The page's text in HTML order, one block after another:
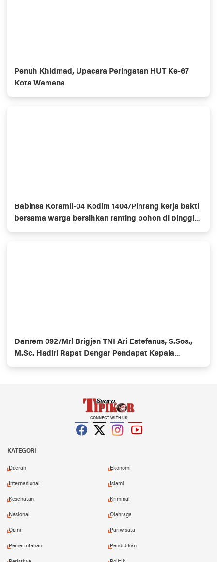
Penuh Khidmad, Upacara Peringatan HUT Ke-67
Kota Wamena
Babinsa Koramil-04 Kodim 1404/Pinrang kerja bakti
bersama warga bersihkan ranting pohon di pinggir
jalan
Danrem 092/Mrl Brigjen TNI Ari Estefanus, S.Sos.,
M.Sc. Hadiri Rapat Dengar Pendapat Kepala
Daerah Se-Provinsi Kalimantan Utara
CONNECT WITH US
KATEGORI
Daerah Ekonomi
Internasional Islami
Kesehatan Kriminal
Nasional Olahraga
Opini Pariwisata
Pemerintahan Pendidikan